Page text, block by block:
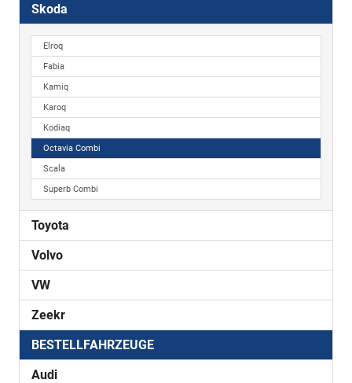
Skoda
Elroq
Fabia
Kamiq
Karoq
Kodiaq
Octavia Combi
Scala
Superb Combi
Toyota
Volvo
VW
Zeekr
BESTELLFAHRZEUGE
Audi